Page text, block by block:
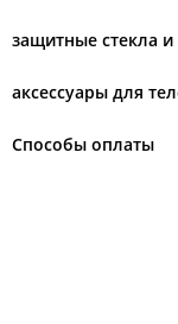
защитные стекла
аксессуары для
Способы оплаты